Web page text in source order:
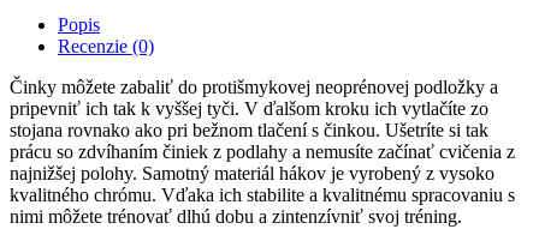
Popis
Recenzie (0)
Činky môžete zabaliť do protišmykovej neoprénovej podložky a
pripevniť ich tak k vyššej tyči. V ďalšom kroku ich vytlačíte zo
stojana rovnako ako pri bežnom tlačení s činkou. Ušetríte si tak
prácu so zdvíhaním činiek z podlahy a nemusíte začínať cvičenia z
najnižšej polohy. Samotný materiál hákov je vyrobený z vysoko
kvalitného chrómu. Vďaka ich stabilite a kvalitnému spracovaniu s
nimi môžete trénovať dlhú dobu a zintenzívniť svoj tréning.